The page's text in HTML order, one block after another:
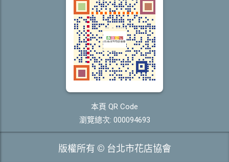
本頁 QR Code
瀏覽總次: 000094693
版權所有 © 台北市花店協會